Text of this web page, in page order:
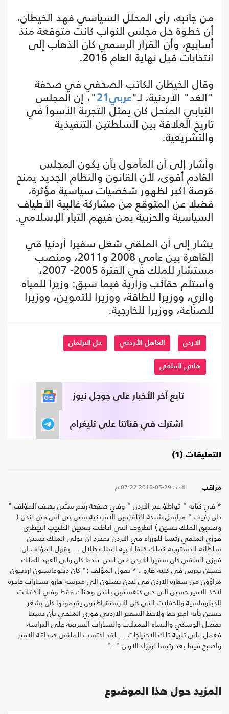
من جانبه، رأى المحلل السياسي فهد الخيطان،
أن خطوة حل مجلس النواب كانت متوقعة منذ
أسابيع، وأن القرار الرسمي كان الذهاب إلى
انتخابات قبل نهاية العام 2016.
وقال الخيطان الكاتب الصحفي في صحفة
"الغد" الأردنية، لـ"عربي21 "، إن المجلس
النيابي المنحل كان يمثل التجربة الأسوأ في
تاريخ العلاقة بين السلطتين التنفيذية
والتشريعية.
وأشار إلى أن المأمول بأن يكون المجلس
القادم أقوى، لأن القانون والنظام الجديد يمنح
فرصة أكبر لظهور شخصيات سياسية مؤثرة،
فضلا عن المتوقع من مشاركة غالبية الأطياف
السياسية والحزبية بمن فيهم التيار الإسلامي.
يشار إلى أن الملقي شغل سفيرا أردنيا في
القاهرة بين عامي 2008 و2011، ومنصب
مستشار للملك في الفترة 2005- 2007،
واستلم حقائب وزارية فيما سبق: وزيرا للمياه
والري، ووزيرا للطاقة، ووزيرا للتموين، ووزيرا
للصناعة، ووزيرا للخارجية.
الاردن العاهل الأردني حل البرلمان
هاني الملقي
تابع آخر الأخبار على جوجل نيوز
اشترك في قناتنا على تليغرام
التعليقات (1)
مراقب الأحد، 29-05-2016 07:22 م
* في كتابه " تواطؤ عبر الاردن " وفي صفحة رقم ستين يصف المؤلف "
دان رفيف " مراسل شبكة التلفزيون الامريكية سي بي اس في لندن (
وصديق الملك حسين ) الظروف التي احاطت بتعيين الطبيب البيطري
فوزي الملقي رئيسا للوزراء في الاردن بمجرد ان تولى الملك حسين
سلطاته الدستورية كملك خلفا لابيه الملك طلال ... يقول المؤلف ان
فوزي الملقي كان سفيرا للاردن في لندن عندما كان ولي العهد الملك
حسين يدرس في كلية هارو . * يقول المؤلف :" كان دبلوماسيون اردنيون
مراؤون من سفارة الاردن في لندن يصلون الى مدرسة هارو بسيارات فاخرة
لاخذ الامير حسين الى حي كنغستون بلندن وهناك فقط وفي الخفلات
الدبلوماسية والحفلات التي كان الارستقراطيون يقيمونها كان يشعر
حسين بأنه امير حقا ولاحظ السفير الاردني فوزي الملقي بأن حسينا
يفضل الوسكي والنساء الجميلات والسيارات السريعة على الدراسة
فعمل على تلبية تلك الاحتياجات ... لقد اكتسب الملقي صداقة الامير
واصبح فيما بعد رئيسا لوزراء الاردن " ."
المزيد حول هذا الموضوع